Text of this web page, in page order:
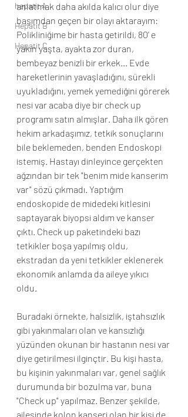
hepatit A
Hepatit B
Hepatit C
anlatmak daha akılda kalıcı olur diye
başımdan geçen bir olayı aktarayım:
Polikliniğime bir hasta getirildi, 80' e
yakın yaşta, ayakta zor duran,
bembeyaz benizli bir erkek... Evde
hareketlerinin yavaşladığını, sürekli
uyukladığını, yemek yemediğini görerek
nesi var acaba diye bir check up
programı satın almışlar. Daha ilk gören
hekim arkadaşımız, tetkik sonuçlarını
bile beklemeden, benden Endoskopi
istemiş. Hastayı dinleyince gerçekten
ağzından bir tek "benim mide kanserim
var" sözü çıkmadı. Yaptığım
endoskopide de midedeki kitlesini
saptayarak biyopsi aldım ve kanser
çıktı. Check up paketindeki bazı
tetkikler boşa yapılmış oldu,
ekstradan da yeni tetkikler eklenerek
ekonomik anlamda da aileye yıkıcı
oldu.
Buradaki örnekte, halsizlik, iştahsızlık
gibi yakınmaları olan ve kansızlığı
yüzünden okunan bir hastanın nesi var
diye getirilmesi ilginçtir. Bu kişi hasta,
bu kişinin yakınmaları var, genel sağlık
durumunda bir bozulma var, buna
"Check up" yapılmaz. Benzer şekilde,
ailesinde kolon kanseri olan bir kişi de